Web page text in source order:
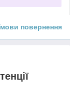
повернення